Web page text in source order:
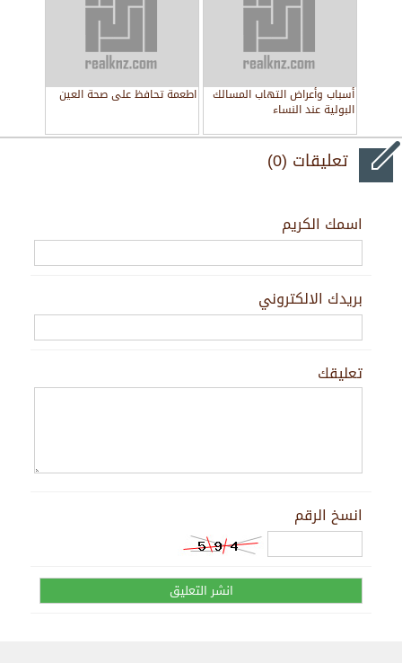
أسباب وأعراض التهاب المسالك
البولية عند النساء
اطعمة تحافظ على صحة العين
تعليقات (0)
اسمك الكريم
بريدك الالكتروني
تعليقك
انسخ الرقم